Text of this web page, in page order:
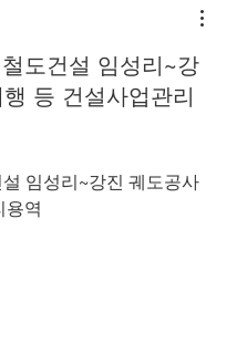
도건설 임성리~강
등 건설사업관리
임성리~강진 궤도공사
용역